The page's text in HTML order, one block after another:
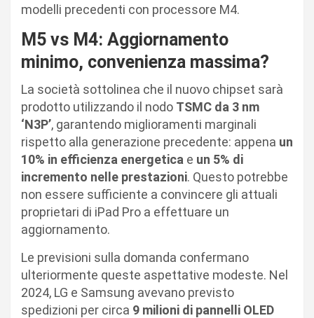
modelli precedenti con processore M4.
M5 vs M4: Aggiornamento
minimo, convenienza massima?
La società sottolinea che il nuovo chipset sarà
prodotto utilizzando il nodo TSMC da 3 nm
‘N3P’, garantendo miglioramenti marginali
rispetto alla generazione precedente: appena un
10% in efficienza energetica e un 5% di
incremento nelle prestazioni. Questo potrebbe
non essere sufficiente a convincere gli attuali
proprietari di iPad Pro a effettuare un
aggiornamento.
Le previsioni sulla domanda confermano
ulteriormente queste aspettative modeste. Nel
2024, LG e Samsung avevano previsto
spedizioni per circa 9 milioni di pannelli OLED